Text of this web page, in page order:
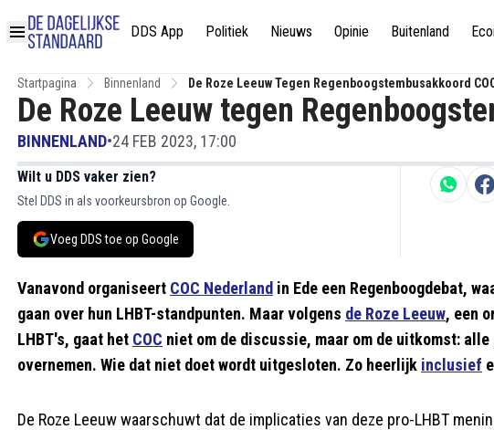
DDS App Politiek Nieuws Opinie Buitenland
Startpagina Binnenland De Roze Leeuw Tegen Regenboogstembusakkoord
De Roze Leeuw tegen
BINNENLAND•24 FEB 2023, 17:00
Wilt u DDS vaker zien?
Stel DDS in als voorkeursbron op Google.
Voeg DDS toe op Google
Vanavond organiseert COC Nederland in Ede een Regenboogdebat,
gaan over hun LHBT-standpunten. Maar volgens de Roze Leeuw, een
LHBT's, gaat het COC niet om de discussie, maar om de uitkomst:
overnemen. Wie dat niet doet wordt uitgesloten. Zo heerlijk inclusief
De Roze Leeuw waarschuwt dat de implicaties van deze pro-LHBT